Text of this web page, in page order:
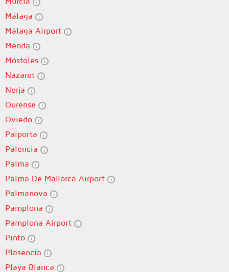
Málaga
Málaga Airport
Mérida
Móstoles
Nazaret
Nerja
Ourense
Oviedo
Paiporta
Palencia
Palma
Palma De Mallorca Airport
Palmanova
Pamplona
Pamplona Airport
Pinto
Plasencia
Playa Blanca